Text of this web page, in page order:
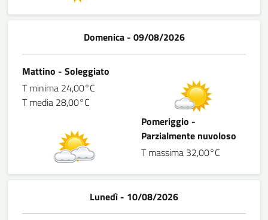
Domenica - 09/08/2026
Mattino - Soleggiato
T minima 24,00°C
T media 28,00°C
Pomeriggio -
Parzialmente nuvoloso
T massima 32,00°C
Lunedì - 10/08/2026